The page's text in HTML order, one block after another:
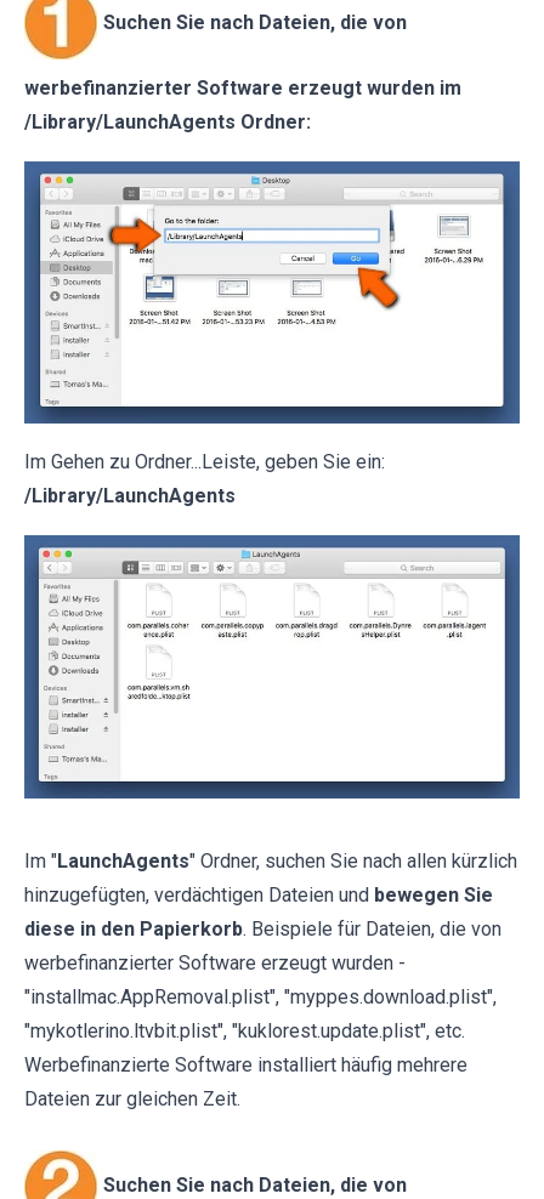
Suchen Sie nach Dateien, die von
werbefinanzierter Software erzeugt wurden im
/Library/LaunchAgents Ordner:
Im Gehen zu Ordner...Leiste, geben Sie ein:
/Library/LaunchAgents
Im "LaunchAgents" Ordner, suchen Sie nach allen kürzlich
hinzugefügten, verdächtigen Dateien und bewegen Sie
diese in den Papierkorb. Beispiele für Dateien, die von
werbefinanzierter Software erzeugt wurden -
"installmac.AppRemoval.plist", "myppes.download.plist",
"mykotlerino.ltvbit.plist", "kuklorest.update.plist", etc.
Werbefinanzierte Software installiert häufig mehrere
Dateien zur gleichen Zeit.
Suchen Sie nach Dateien, die von